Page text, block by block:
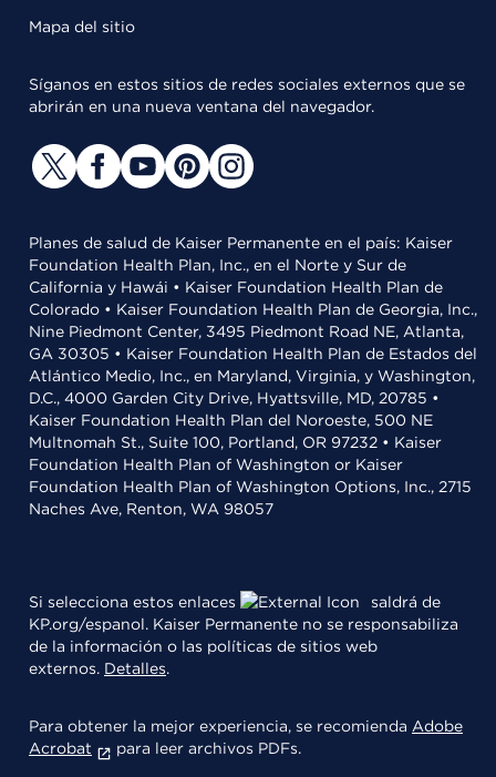
Mapa del sitio
Síganos en estos sitios de redes sociales externos que se
abrirán en una nueva ventana del navegador.
Planes de salud de Kaiser Permanente en el país: Kaiser
Foundation Health Plan, Inc., en el Norte y Sur de
California y Hawái • Kaiser Foundation Health Plan de
Colorado • Kaiser Foundation Health Plan de Georgia, Inc.,
Nine Piedmont Center, 3495 Piedmont Road NE, Atlanta,
GA 30305 • Kaiser Foundation Health Plan de Estados del
Atlántico Medio, Inc., en Maryland, Virginia, y Washington,
D.C., 4000 Garden City Drive, Hyattsville, MD, 20785 •
Kaiser Foundation Health Plan del Noroeste, 500 NE
Multnomah St., Suite 100, Portland, OR 97232 • Kaiser
Foundation Health Plan of Washington or Kaiser
Foundation Health Plan of Washington Options, Inc., 2715
Naches Ave, Renton, WA 98057
Si selecciona estos enlaces
saldrá de
KP.org/espanol. Kaiser Permanente no se responsabiliza
de la información o las políticas de sitios web
externos. Detalles.
Para obtener la mejor experiencia, se recomienda Adobe
Acrobat
para leer archivos PDFs.